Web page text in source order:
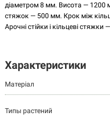
діаметром 8 мм. Висота — 1200
стяжок — 500 мм. Крок між
Арочні стійки і кільцеві стяжки
Характеристики
Матеріал
Типы растений